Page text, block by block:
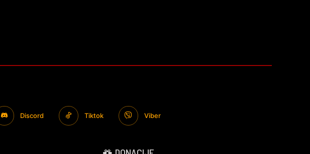
Discord Tiktok Viber